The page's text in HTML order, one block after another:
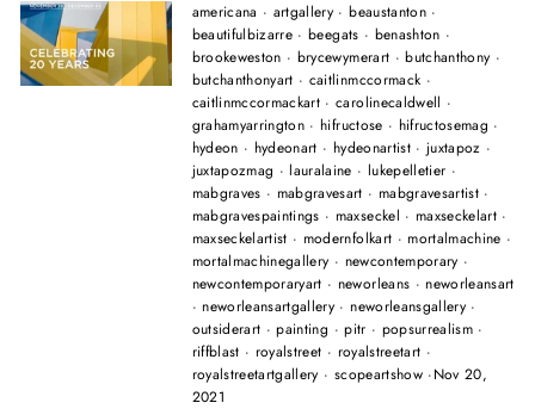
americana · artgallery ·beaustanton·
beautifulbizarre ·beegats · benashton ·
brookeweston · brycewymerart ·butchanthony ·
butchanthonyart · caitlinmccormack ·
caitlinmccormackart ·carolinecaldwell ·
grahamyarrington · hifructose · hifructosemag ·
hydeon · hydeonart · hydeonartist· juxtapoz ·
juxtapozmag · lauralaine · lukepelletier ·
mabgraves · mabgravesart · mabgravesartist·
mabgravespaintings · maxseckel · maxseckelart ·
maxseckelartist · modernfolkart · mortalmachine ·
mortalmachinegallery · newcontemporary ·
newcontemporaryart · neworleans · neworleansart
· neworleansartgallery · neworleansgallery·
outsiderart ·painting ·pitr · popsurrealism ·
riffblast · royalstreet · royalstreetart ·
royalstreetartgallery · scopeartshow·Nov 20,
2021